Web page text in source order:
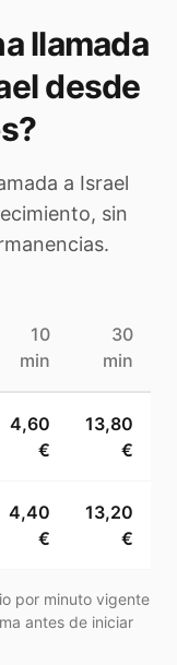
llamada
desde
?
a Israel
sin
10
min
30
min
4,60
€
13,80
€
4,40
€
13,20
€
por minuto vigente
antes de iniciar